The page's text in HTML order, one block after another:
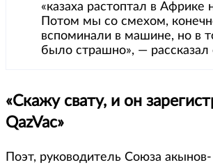
«казаха растоптал в Африке
Потом мы со смехом,
вспоминали в машине, но в
было страшно», —
«Скажу свату, и он
QazVac»
Поэт, руководитель Союза акынов-